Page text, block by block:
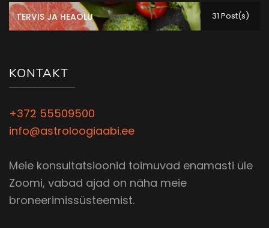
TERVIS JA HEAOLU 31 Post(s)
KONTAKT
+372 55509500
info@astroloogiaabi.ee
Meie konsultatsioonid toimuvad enamasti üle
Zoomi, vabad ajad on näha meie
broneerimissüsteemist.